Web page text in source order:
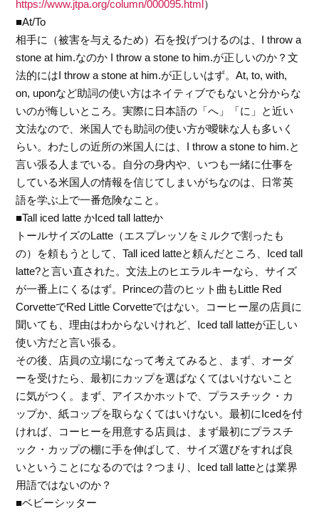
https://www.jtpa.org/column/000095.html ）
■At/To
相手に（被害を与えるため）石を投げつけるのは、I throw a
stone at him.なのか I throw a stone to him.が正しいのか？文
法的にはI throw a stone at him.が正しいはず。At, to, with,
on, uponなど助詞の使い方はネイティブでもないと分からな
いのが悔しいところ。実際に日本語の「へ」「に」と近い
文法なので、米国人でも助詞の使い方が曖昧な人も多いく
らい。わたしの近所の米国人には、I throw a stone to him.と
言い張る人までいる。自分の身内や、いつも一緒に仕事を
している米国人の情報を信じてしまいがちなのは、日常英
語を学ぶ上で一番危険なこと。
■Tall iced latte かIced tall latteか
トールサイズのLatte（エスプレッソをミルクで割ったも
の）を頼もうとして、Tall iced latteと頼んだところ、Iced tall
latte?と言い直された。文法上のヒエラルキーなら、サイズ
が一番上にくるはず。Princeの昔のヒット曲もLittle Red
CorvetteでRed Little Corvetteではない。コーヒー屋の店員に
聞いても、理由はわからないけれど、Iced tall latteが正しい
使い方だと言い張る。
その後、店員の立場になって考えてみると、まず、オーダ
ーを受けたら、最初にカップを選ばなくてはいけないこと
に気がつく。まず、アイスかホットで、プラスチック・カ
ップか、紙コップを取らなくてはいけない。最初にIcedを付
ければ、コーヒーを用意する店員は、まず最初にプラスチ
ック・カップの棚に手を伸ばして、サイズ選びをすれば良
いということになるのでは？つまり、Iced tall latteとは業界
用語ではないのか？
■ベビーシッター